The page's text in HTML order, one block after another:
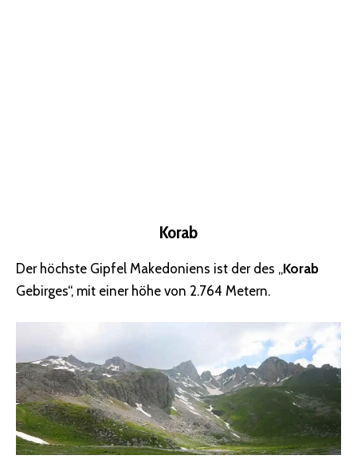
Korab
Der höchste Gipfel Makedoniens ist der des „Korab
Gebirges“, mit einer höhe von 2.764 Metern.